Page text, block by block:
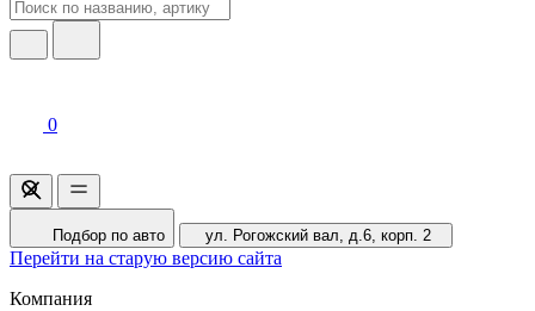
0
Подбор по авто ул. Рогожский вал, д.6, корп. 2
Перейти на старую версию сайта
Компания